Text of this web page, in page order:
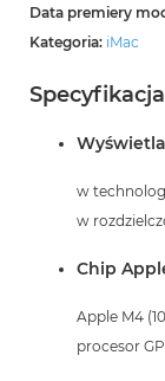
Data premiery
Kategoria: iMac
w
w
Chip
Apple M4
procesor